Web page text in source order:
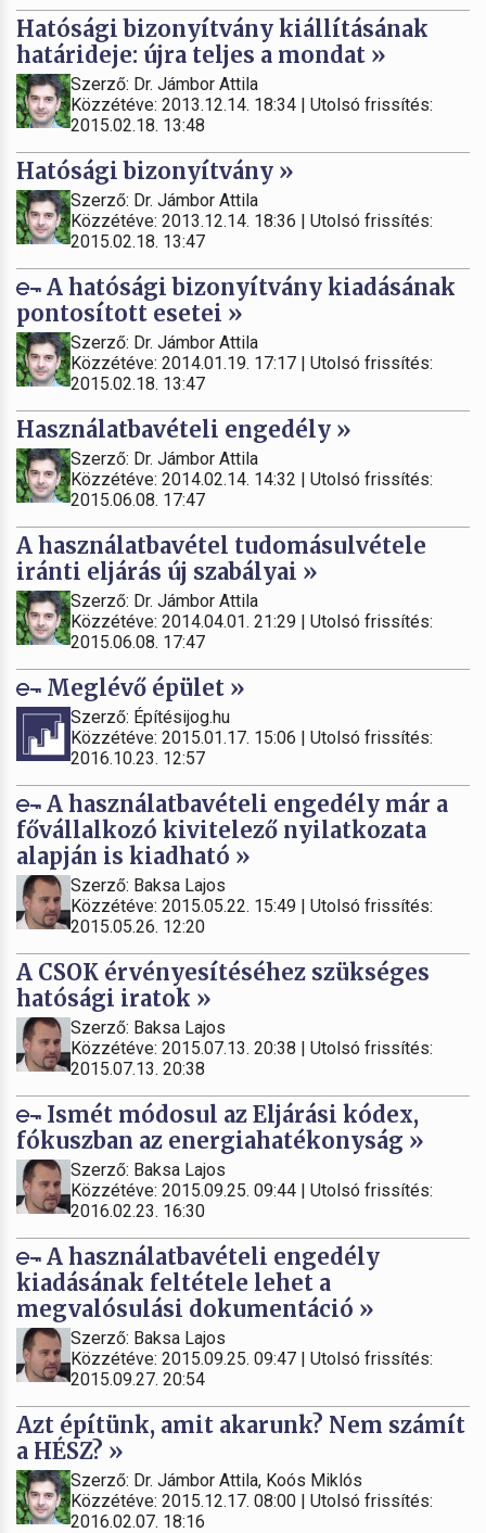
Hatósági bizonyítvány kiállításának
határideje: újra teljes a mondat »
Szerző: Dr. Jámbor Attila
Közzétéve: 2013.12.14. 18:34 | Utolsó frissítés:
2015.02.18. 13:48
Hatósági bizonyítvány »
Szerző: Dr. Jámbor Attila
Közzétéve: 2013.12.14. 18:36 | Utolsó frissítés:
2015.02.18. 13:47
A hatósági bizonyítvány kiadásának
pontosított esetei »
Szerző: Dr. Jámbor Attila
Közzétéve: 2014.01.19. 17:17 | Utolsó frissítés:
2015.02.18. 13:47
Használatbavételi engedély »
Szerző: Dr. Jámbor Attila
Közzétéve: 2014.02.14. 14:32 | Utolsó frissítés:
2015.06.08. 17:47
A használatbavétel tudomásulvétele
iránti eljárás új szabályai »
Szerző: Dr. Jámbor Attila
Közzétéve: 2014.04.01. 21:29 | Utolsó frissítés:
2015.06.08. 17:47
Meglévő épület »
Szerző: Építésijog.hu
Közzétéve: 2015.01.17. 15:06 | Utolsó frissítés:
2016.10.23. 12:57
A használatbavételi engedély már a
fővállalkozó kivitelező nyilatkozata
alapján is kiadható »
Szerző: Baksa Lajos
Közzétéve: 2015.05.22. 15:49 | Utolsó frissítés:
2015.05.26. 12:20
A CSOK érvényesítéséhez szükséges
hatósági iratok »
Szerző: Baksa Lajos
Közzétéve: 2015.07.13. 20:38 | Utolsó frissítés:
2015.07.13. 20:38
Ismét módosul az Eljárási kódex,
fókuszban az energiahatékonyság »
Szerző: Baksa Lajos
Közzétéve: 2015.09.25. 09:44 | Utolsó frissítés:
2016.02.23. 16:30
A használatbavételi engedély
kiadásának feltétele lehet a
megvalósulási dokumentáció »
Szerző: Baksa Lajos
Közzétéve: 2015.09.25. 09:47 | Utolsó frissítés:
2015.09.27. 20:54
Azt építünk, amit akarunk? Nem számít
a HÉSZ? »
Szerző: Dr. Jámbor Attila, Koós Miklós
Közzétéve: 2015.12.17. 08:00 | Utolsó frissítés:
2016.02.07. 18:16